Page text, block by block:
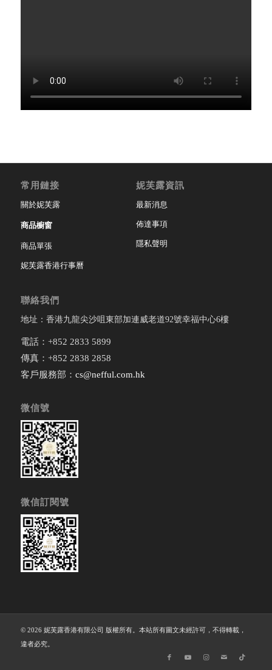
常用鏈接
關於妮芙露
商品櫥窗
商品單張
妮芙露香港行事曆
妮芙露資訊
最新消息
佈達事項
隱私聲明
聯絡我們
地址：香港九龍尖沙咀東部加連威老道92號幸福中心6樓
電話：+852 2833 5899
傳真：+852 2838 2858
客戶服務部： cs@nefful.com.hk
微信號
微信訂閱號
© 2026 妮芙露香港有限公司 版權所有。本站所有圖文未經許可，不得轉載，
違者必究。